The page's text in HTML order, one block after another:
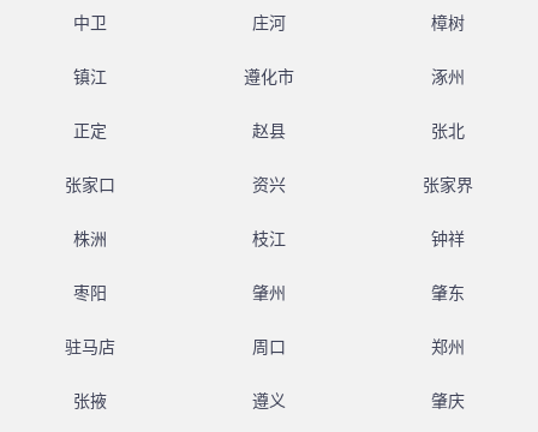
中卫 庄河 樟树
镇江 遵化市 涿州
正定 赵县 张北
张家口 资兴 张家界
株洲 枝江 钟祥
枣阳 肇州 肇东
驻马店 周口 郑州
张掖 遵义 肇庆